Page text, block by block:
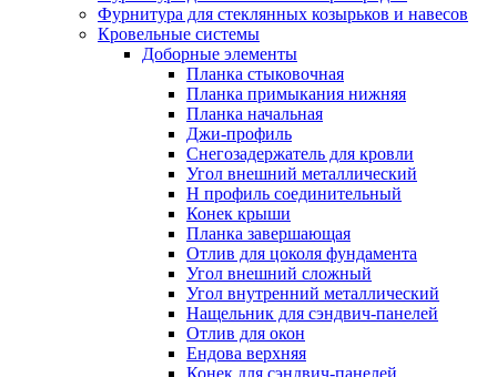
Фурнитура для стеклянных козырьков и навесов
Кровельные системы
Доборные элементы
Планка стыковочная
Планка примыкания нижняя
Планка начальная
Джи-профиль
Снегозадержатель для кровли
Угол внешний металлический
Н профиль соединительный
Конек крыши
Планка завершающая
Отлив для цоколя фундамента
Угол внешний сложный
Угол внутренний металлический
Нащельник для сэндвич-панелей
Отлив для окон
Ендова верхняя
Конек для сэндвич-панелей